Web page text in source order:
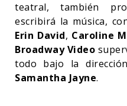
teatral, también
escribirá la música,
Erin David, Caroline
Broadway Video
todo bajo la
Samantha Jayne.